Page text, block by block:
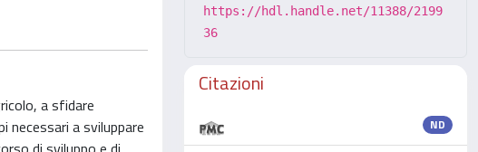
a sfidare
necessari a sviluppare
https://hdl.handle.net/11388/2199
36
Citazioni
ND